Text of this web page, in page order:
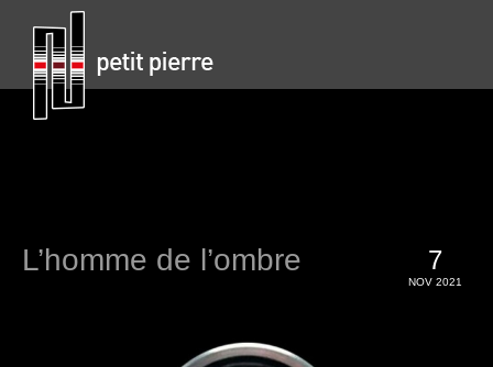
7
NOV 2021
L’homme de l’ombre